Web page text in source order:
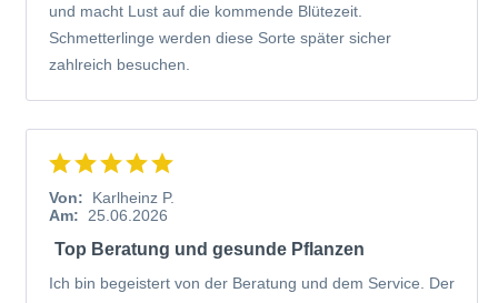
und macht Lust auf die kommende Blütezeit.
Schmetterlinge werden diese Sorte später sicher
zahlreich besuchen.
Von:
Karlheinz P.
Am:
25.06.2026
Top Beratung und gesunde Pflanzen
Ich bin begeistert von der Beratung und dem Service. Der